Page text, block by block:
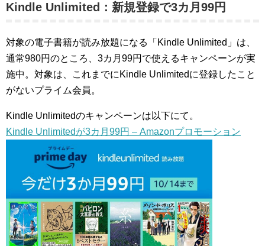
Kindle Unlimited：新規登録で3カ月99円
対象の電子書籍が読み放題になる「Kindle Unlimited」は、
通常980円のところ、3カ月99円で使えるキャンペーンが実
施中。対象は、これまでにKindle Unlimitedに登録したこと
がないプライム会員。
Kindle Unlimitedのキャンペーンは以下にて。
Kindle Unlimitedが3カ月99円 – Amazonプロモーション